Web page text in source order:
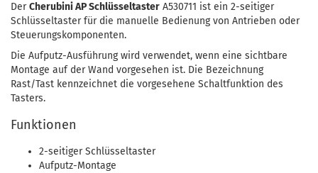
DerCherubini AP Schlüsseltaster A530711 ist ein 2-seitiger
Schlüsseltaster für die manuelle Bedienung von Antrieben oder
Steuerungskomponenten.
Die Aufputz-Ausführung wird verwendet, wenn eine sichtbare
Montage auf der Wand vorgesehen ist. Die Bezeichnung
Rast/Tast kennzeichnet die vorgesehene Schaltfunktion des
Tasters.
Funktionen
2-seitiger Schlüsseltaster
Aufputz-Montage